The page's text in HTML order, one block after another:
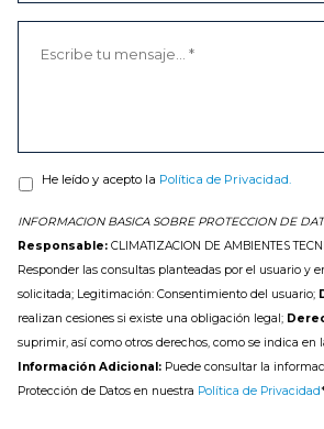
He leído y acepto la Política de Privacidad.
INFORMACION BASICA SOBRE PROTECCION DE
Responsable: CLIMATIZACION DE AMBIENTES
Responder las consultas planteadas por el usuario y
solicitada; Legitimación: Consentimiento del usuario;
realizan cesiones si existe una obligación legal;
suprimir, así como otros derechos, como se indica
Información Adicional: Puede consultar la
Protección de Datos en nuestra Política de Privacidad